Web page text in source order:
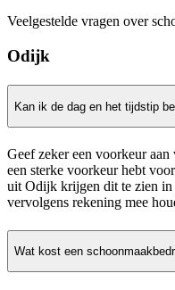
Veelgestelde vragen over
Odijk
Kan ik de dag en het tijdstip
Geef zeker een voorkeur
een sterke voorkeur hebt
uit Odijk krijgen dit te zien
vervolgens rekening mee
Wat kost een